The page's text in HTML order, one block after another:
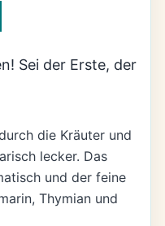
Sei der Erste, der
die Kräuter und
lecker. Das
und der feine
Thymian und